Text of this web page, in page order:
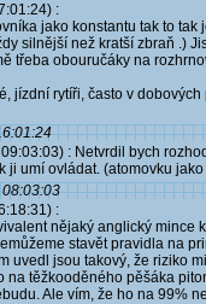
:
jako konstantu tak to tak
silnější než kratší zbraň .)
třeba obouručáky na
jízdní rytíři, často v
: Netvrdil bych
ji umí ovládat. (atomovku
:
nějaký anglický mince
stavět pravidla na
uvedl jsou takový, že riziko
na těžkooděného pěšáka
Ale vím, že ho na 99%